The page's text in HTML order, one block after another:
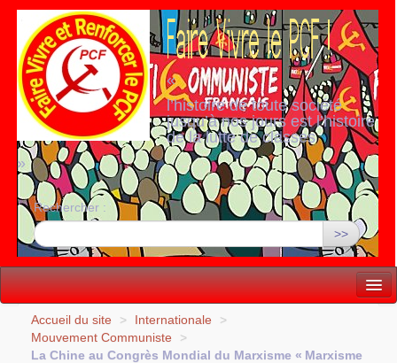
«
l’histoire de toute société
jusqu’à nos jours est l’histoire
de la lutte de classes
»
Rechercher :
>>
Vie politique
Lutter, Unir...
Accueil du site > Internationale
>
Mouvement Communiste
>
La Chine au Congrès Mondial du Marxisme « Marxisme